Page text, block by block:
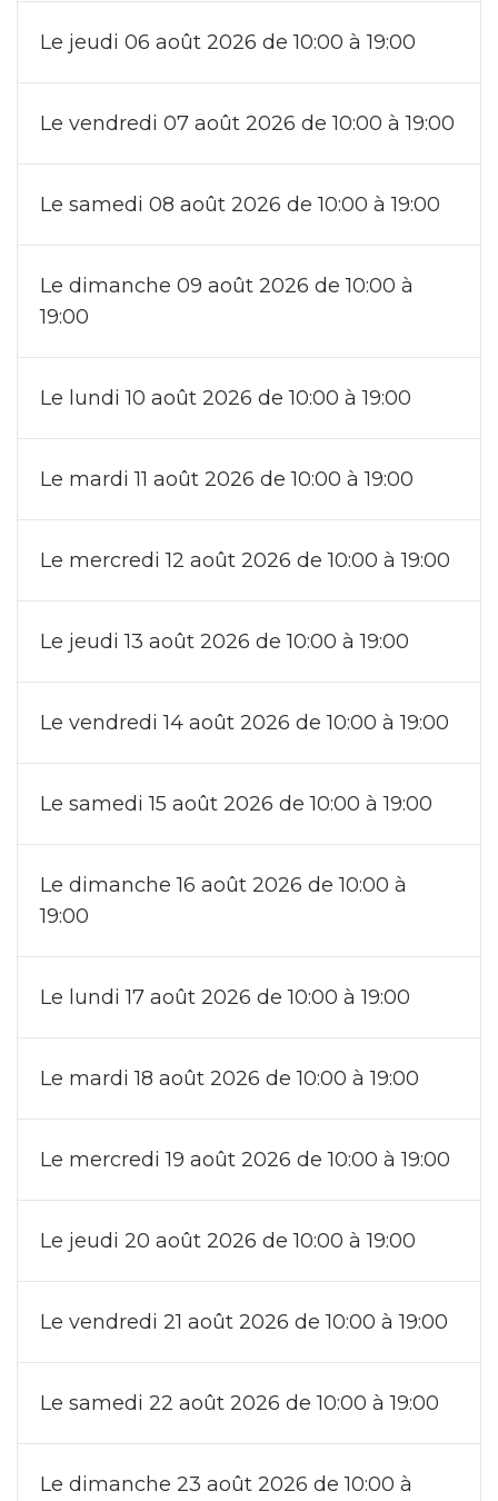
Le jeudi 06 août 2026 de 10:00 à 19:00
Le vendredi 07 août 2026 de 10:00 à 19:00
Le samedi 08 août 2026 de 10:00 à 19:00
Le dimanche 09 août 2026 de 10:00 à
19:00
Le lundi 10 août 2026 de 10:00 à 19:00
Le mardi 11 août 2026 de 10:00 à 19:00
Le mercredi 12 août 2026 de 10:00 à 19:00
Le jeudi 13 août 2026 de 10:00 à 19:00
Le vendredi 14 août 2026 de 10:00 à 19:00
Le samedi 15 août 2026 de 10:00 à 19:00
Le dimanche 16 août 2026 de 10:00 à
19:00
Le lundi 17 août 2026 de 10:00 à 19:00
Le mardi 18 août 2026 de 10:00 à 19:00
Le mercredi 19 août 2026 de 10:00 à 19:00
Le jeudi 20 août 2026 de 10:00 à 19:00
Le vendredi 21 août 2026 de 10:00 à 19:00
Le samedi 22 août 2026 de 10:00 à 19:00
Le dimanche 23 août 2026 de 10:00 à